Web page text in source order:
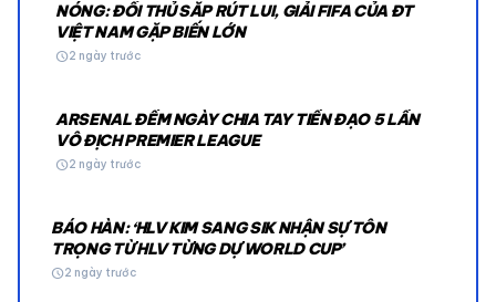
NÓNG: ĐỐI THỦ SẮP RÚT LUI, GIẢI FIFA CỦA ĐT
VIỆT NAM GẶP BIẾN LỚN
schedule2 ngày trước
ARSENAL ĐẾM NGÀY CHIA TAY TIỀN ĐẠO 5 LẦN
VÔ ĐỊCH PREMIER LEAGUE
schedule2 ngày trước
BÁO HÀN: ‘HLV KIM SANG SIK NHẬN SỰ TÔN
TRỌNG TỪ HLV TỪNG DỰ WORLD CUP’
schedule2 ngày trước